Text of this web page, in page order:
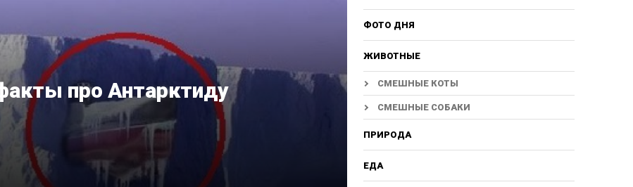
про Антарктиду
ФОТО ДНЯ
ЖИВОТНЫЕ
СМЕШНЫЕ КОТЫ
СМЕШНЫЕ СОБАКИ
ПРИРОДА
ЕДА